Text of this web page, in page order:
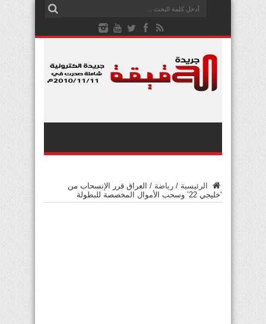
الرئيسية / رياضة / العراق قرر الإنسحاب من
‘خليجي 22’ وسحب الأموال المخصصة للبطولة